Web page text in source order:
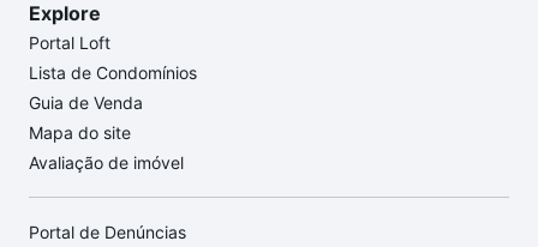
Explore
Portal Loft
Lista de Condomínios
Guia de Venda
Mapa do site
Avaliação de imóvel
Portal de Denúncias